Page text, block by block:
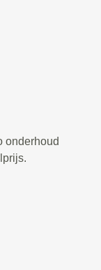
onderhoud